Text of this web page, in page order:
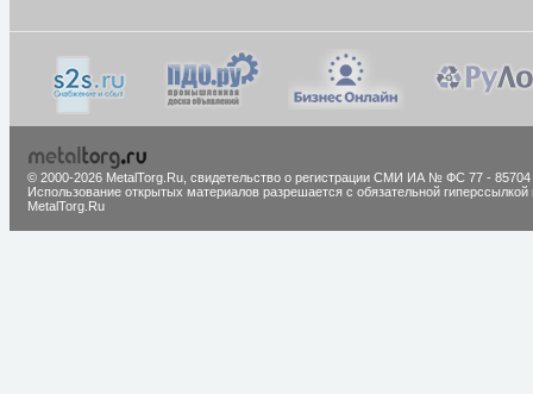
© 2000-2026 MetalTorg.Ru, cвидетельство о регистрации СМИ ИА № ФС 77 - 85704
Использование открытых материалов разрешается с обязательной гиперссылкой
MetalTorg.Ru